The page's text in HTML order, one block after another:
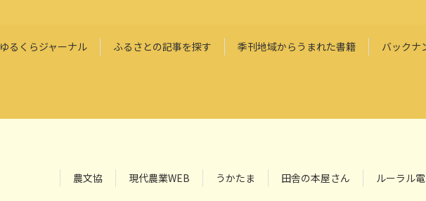
ゆるくらジャーナル ふるさとの記事を探す 季刊地域からうまれた書籍 バックナ
農文協 現代農業WEB うかたま 田舎の本屋さん ルーラル